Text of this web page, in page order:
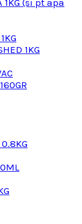
1KG (si pt apa
1KG